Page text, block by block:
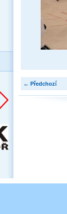
← Předchozí